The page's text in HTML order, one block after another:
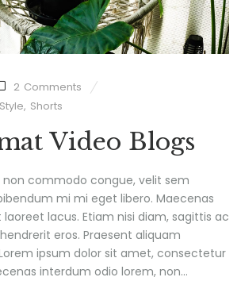
2 Comments
, Shorts
Video Blogs
non commodo congue, velit sem
mi mi eget libero. Maecenas
lacus. Etiam nisi diam, sagittis ac
eros. Praesent aliquam
ipsum dolor sit amet, consectetur
interdum odio lorem, non...